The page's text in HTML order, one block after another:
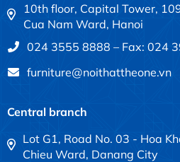
10th floor, Capital Tower,
Cua Nam Ward, Hanoi
024 3555 8888 – Fax: 024
furniture@noithattheone.vn
Central branch
Lot G1, Road No. 03 - Hoa
Chieu Ward, Danang City